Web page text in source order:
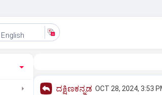
English
ದಕ್ಷಿಣಕನ್ನಡ OCT 28, 2024, 3:53